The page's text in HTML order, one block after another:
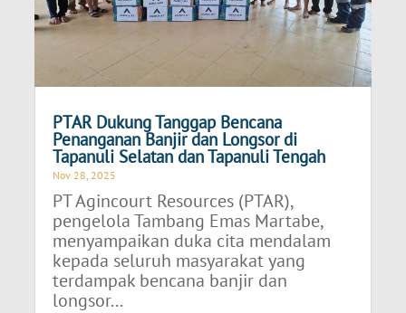
PTAR Dukung Tanggap Bencana
Penanganan Banjir dan Longsor di
Tapanuli Selatan dan Tapanuli Tengah
Nov 28, 2025
PT Agincourt Resources (PTAR),
pengelola Tambang Emas Martabe,
menyampaikan duka cita mendalam
kepada seluruh masyarakat yang
terdampak bencana banjir dan
longsor...